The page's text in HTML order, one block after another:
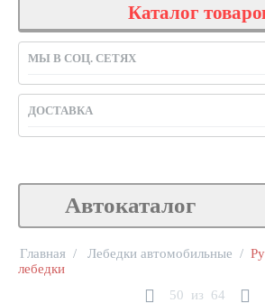
Каталог
МЫ В СОЦ. СЕТЯХ
ДОСТАВКА
Автокаталог
Главная / Лебедки автомобильные /
лебедки
50
из 64